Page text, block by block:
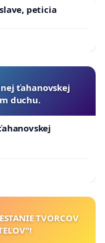
peticia
ťahanovskej
duchu.
TVORCOV